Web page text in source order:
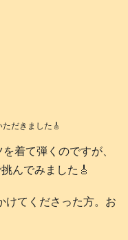
だきました🎸
着て弾くのですが、
んでみました🎸
けてくださった方。お